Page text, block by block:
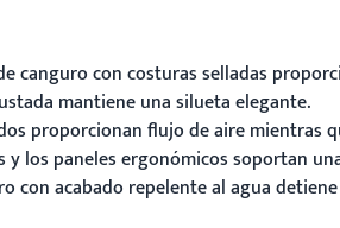
canguro con costuras selladas
mantiene una silueta elegante.
proporcionan flujo de aire mientras
los paneles ergonómicos soportan
con acabado repelente al agua